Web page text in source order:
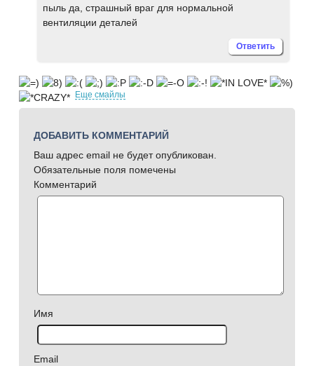
пыль да, страшный враг для нормальной
вентиляции деталей
Ответить
Еще смайлы
ДОБАВИТЬ КОММЕНТАРИЙ
Ваш адрес email не будет опубликован.
Обязательные поля помечены
Комментарий
Имя
Email